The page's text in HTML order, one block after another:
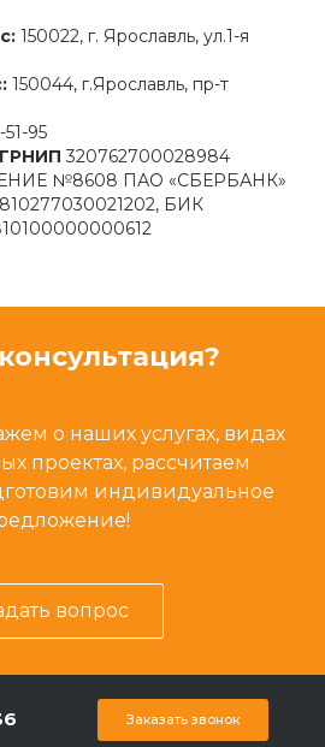
150022, г. Ярославль, ул.1-я
150044, г.Ярославль, пр-т
95
320762700028984
№8608 ПАО «СБЕРБАНК»
БИК
о наших услугах, видах
проектах, рассчитаем
индивидуальное
вопрос
Заказать звонок